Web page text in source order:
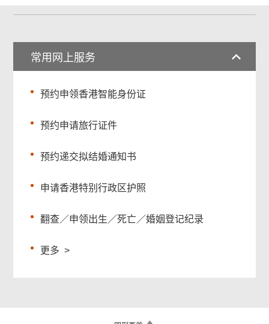
常用网上服务
预约申领香港智能身份证
预约申请旅行证件
预约递交拟结婚通知书
申请香港特别行政区护照
翻查／申领出生／死亡／婚姻登记纪录
更多 >